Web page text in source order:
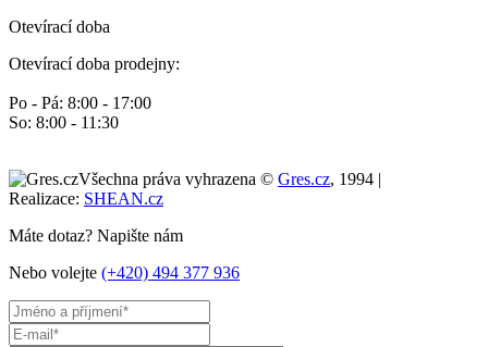
Otevírací doba
Otevírací doba prodejny:
Po - Pá: 8:00 - 17:00
So: 8:00 - 11:30
Všechna práva vyhrazena © Gres.cz, 1994 |
Realizace: SHEAN.cz
Máte dotaz? Napište nám
Nebo volejte (+420) 494 377 936